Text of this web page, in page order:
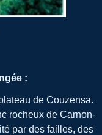
:
de Couzensa.
rocheux de Carnon-
par des failles, des